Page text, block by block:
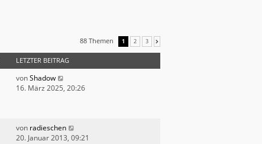
88 Themen 1 2 3
LETZTER BEITRAG
vonShadow
16. März 2025, 20:26
von radieschen
20. Januar 2013, 09:21